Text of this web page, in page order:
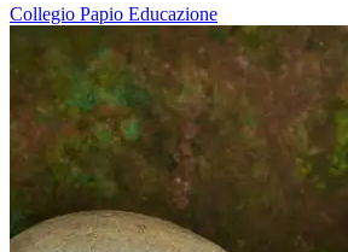
Collegio Papio Educazione